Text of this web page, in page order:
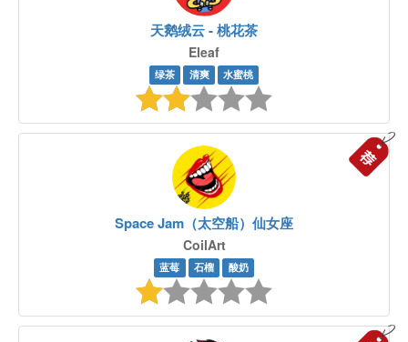
天鹅绒云 - 桃花茶
Eleaf
绿茶 清爽 水蜜桃
Space Jam（太空船）仙女座
CoilArt
蓝莓 石榴 酸奶